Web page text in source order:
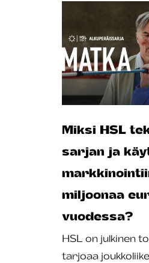
Miksi HSL
sarjan ja
miljoonaa
vuodessa?
HSL on julkinen
tarjoaa